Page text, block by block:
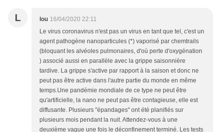
L lou 16/04/2020 22:11
Le virus coronavirus n'est pas un virus en tant que tel, c'est un
agent pathogène nanoparticules (*) vaporisé par chemtrails
(bloquant les alvéoles pulmonaires, d'où perte d'oxygénation
) associé aussi en parallèle avec la grippe saisonnière
tardive. La grippe s'active par rapport à la saison et donc ne
peut pas être active dans l'autre partie du monde en même
temps.Une pandémie mondiale de ce type ne peut être
qu'artificielle, la nano ne peut pas être contagieuse, elle est
diffusante. Plusieurs "épandages" ont été planifiés sur
plusieurs mois pendant la nuit. Attendez-vous à une
deuxième vague une fois le déconfinement terminé. Les tests